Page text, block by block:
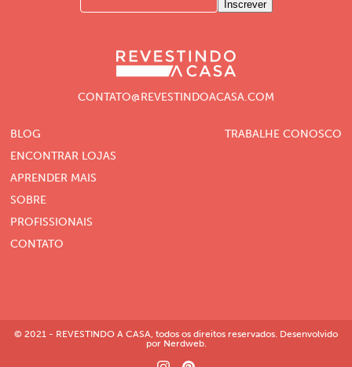
Inscrever
CONTATO@REVESTINDOACASA.COM
BLOG
ENCONTRAR LOJAS
APRENDER MAIS
SOBRE
PROFISSIONAIS
CONTATO
TRABALHE CONOSCO
© 2021 - REVESTINDO A CASA, todos os direitos reservados. Desenvolvido
por Nerdweb.